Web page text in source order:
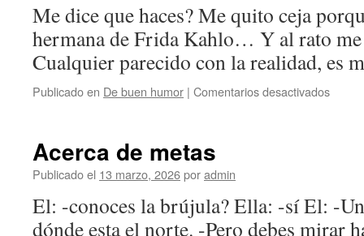
Me dice que haces? Me quito ceja
hermana de Frida Kahlo… Y al rato me
Cualquier parecido con la realidad, es
Publicado en De buen humor | Comentarios desactivadosen
Acerca de metas
Publicado el 13 marzo, 2026poradmin
El: -conoces la brújula? Ella: -sí El: -
dónde esta el norte. -Pero debes mirar